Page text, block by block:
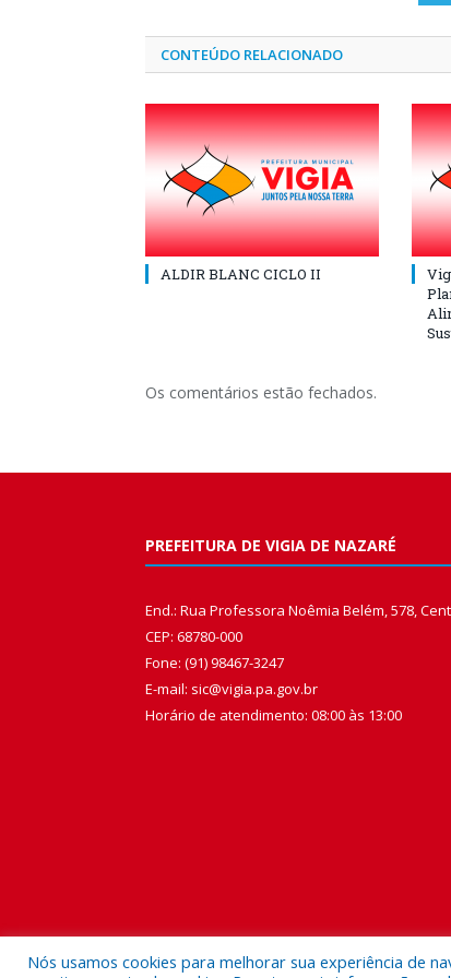
CONTEÚDO RELACIONADO
ALDIR BLANC CICLO II
Os comentários estão fechados.
PREFEITURA DE VIGIA DE NAZARÉ
End.: Rua Professora Noêmia Belém, 578,
CEP: 68780-000
Fone: (91) 98467-3247
E-mail: sic@vigia.pa.gov.br
Horário de atendimento: 08:00 às 13:00
Nós usamos cookies para melhorar sua experiência de